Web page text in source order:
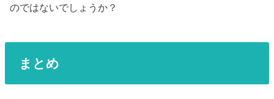
のではないでしょうか？
まとめ